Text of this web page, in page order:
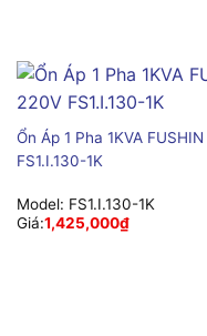
Ổn Áp 1 Pha 1KVA
FS1.I.130-1K
Model: FS1.I.130-1K
Giá:1,425,000₫